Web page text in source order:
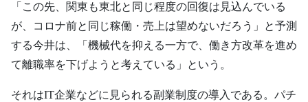
「この先、関東も東北と同じ程度の回復は見込んでいる
が、コロナ前と同じ稼働・売上は望めないだろう」と予測
する今井は、「機械代を抑える一方で、働き方改革を進め
て離職率を下げようと考えている」という。
それはIT企業などに見られる副業制度の導入である。パチ